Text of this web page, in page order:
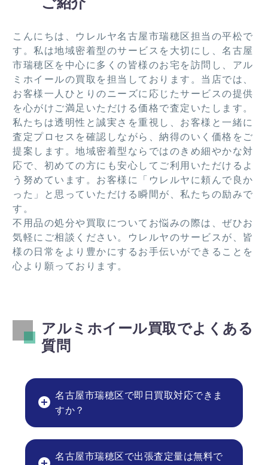
いで
す！
を引
き取
って
いた
だき
あり
がと
うご
ざい
ま
す。
この
あり
がと
うご
ざい
まし
た。
こんにちは、ウレルヤ名古屋市瑞穂区担当の平松で
す。私は地域密着型のサービスを大切にし、名古屋
市瑞穂区を中心に多くの皆様のお宅を訪問し、アル
ミホイールの買取を担当しております。当店では、
お客様一人ひとりのニーズに応じたサービスの提供
を心がけご満足いただける価格で査定いたします。
私たちは透明性と誠実さを重視し、お客様と一緒に
査定プロセスを確認しながら、納得のいく価格をご
提案します。地域密着型ならではのきめ細やかな対
応で、初めての方にも安心してご利用いただけるよ
う努めています。お客様に「ウレルヤに頼んで良か
った」と思っていただける瞬間が、私たちの励みで
す。
不用品の処分や買取についてお悩みの際は、ぜひお
気軽にご相談ください。ウレルヤのサービスが、皆
様の日常をより豊かにするお手伝いができることを
心より願っております。
アルミホイール買取でよくある
質問
名古屋市瑞穂区で即日買取対応できま
すか？
名古屋市瑞穂区で出張査定量は無料で